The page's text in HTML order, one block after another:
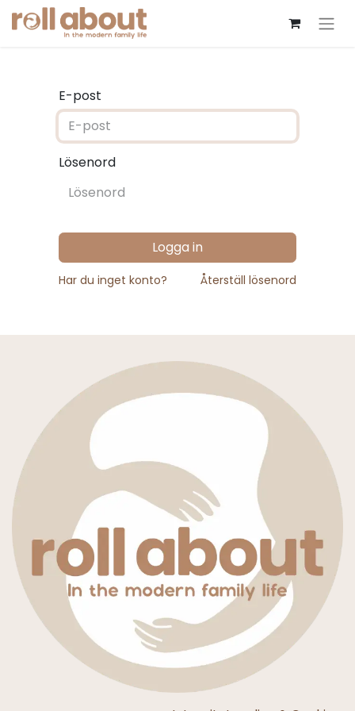
E-post
Lösenord
Logga in
Har du inget konto? Återställ lösenord